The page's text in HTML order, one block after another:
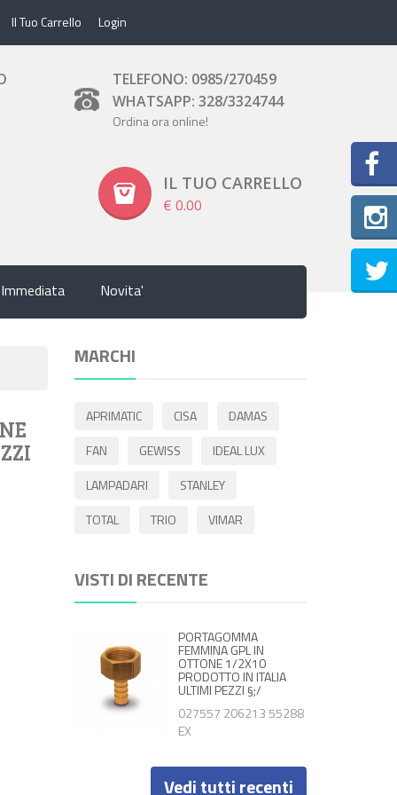
Il Tuo Carrello Login
TELEFONO: 0985/270459
WHATSAPP: 328/3324744
Ordina ora online!
IL TUO CARRELLO
€ 0.00
Novita'
MARCHI
APRIMATIC CISA
DAMAS
FAN
GEWISS
IDEAL LUX
LAMPADARI
STANLEY
TOTAL
TRIO VIMAR
VISTI DI RECENTE
PORTAGOMMA
FEMMINA GPL IN
OTTONE 1/2X10
PRODOTTO IN ITALIA
ULTIMI PEZZI §;/
027557 206213 55288
EX
Vedi tutti recenti